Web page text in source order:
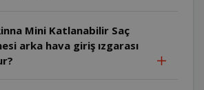
Mini Katlanabilir Saç
arka hava giriş ızgarası